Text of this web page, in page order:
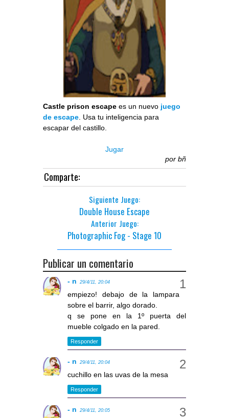
Castle prison escape es un nuevo juego
de escape. Usa tu inteligencia para
escapar del castillo.
Jugar
por bñ
Comparte:
Siguiente Juego:
Double House Escape
Anterior Juego:
Photographic Fog - Stage 10
Publicar un comentario
- n 29/4/11, 20:04
empiezo! debajo de la lampara
sobre el barrir, algo dorado.
q se pone en la 1º puerta del
mueble colgado en la pared.
Responder
- n 29/4/11, 20:04
cuchillo en las uvas de la mesa
Responder
- n 29/4/11, 20:05